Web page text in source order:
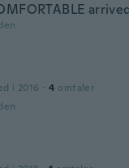
i 2016 · 4 omtaler